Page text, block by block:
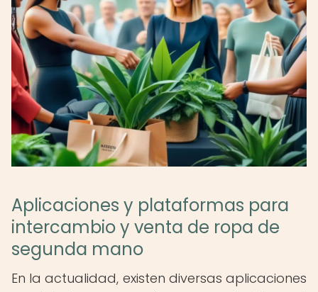
Aplicaciones y plataformas para
intercambio y venta de ropa de
segunda mano
En la actualidad, existen diversas aplicaciones